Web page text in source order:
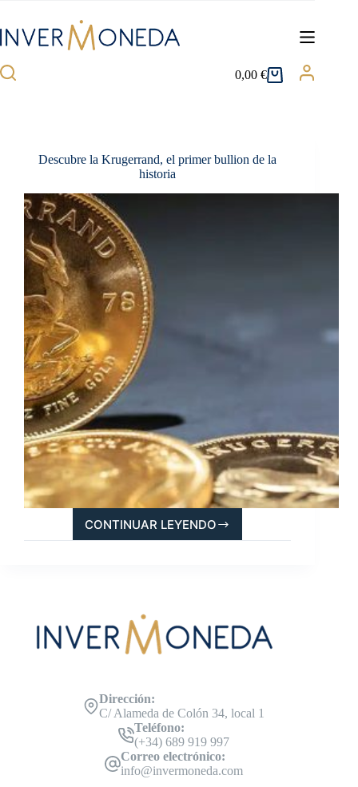
contenido
Carro
0,00€
Descubre la Krugerrand, el primer bullion de la
historia
CONTINUAR LEYENDO
DESCUBRE
LA
DE
LA
HISTORIA
Dirección:
C/ Alameda de Colón 34, local 1
Teléfono:
(+34) 689 919 997
Correo electrónico:
info@invermoneda.com